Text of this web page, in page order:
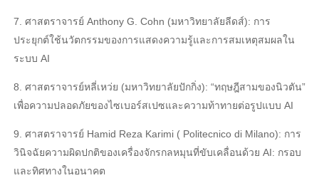
7. ศาสตราจารย์ Anthony G. Cohn (มหาวิทยาลัยลีดส์): การ
ประยุกต์ใช้นวัตกรรมของการแสดงความรู้และการสมเหตุสมผลใน
ระบบ AI
8. ศาสตราจารย์หลี่เหว่ย (มหาวิทยาลัยปักกิ่ง): “ทฤษฎีสามของนิวตัน”
เพื่อความปลอดภัยของไซเบอร์สเปซและความท้าทายต่อรูปแบบ AI
9. ศาสตราจารย์ Hamid Reza Karimi ( Politecnico di Milano): การ
วินิจฉัยความผิดปกติของเครื่องจักรกลหมุนที่ขับเคลื่อนด้วย AI: กรอบ
และทิศทางในอนาคต